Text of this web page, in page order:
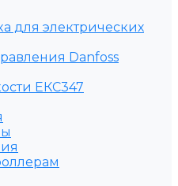
для электрических
Danfoss
ЕКС347